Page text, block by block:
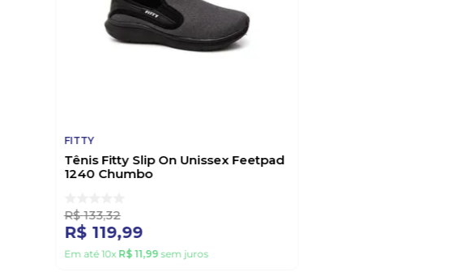
FITTY
Tênis Fitty Slip On Unissex Feetpad
1240 Chumbo
R$ 133,32
R$ 119,99
Em até10x R$ 11,99sem juros